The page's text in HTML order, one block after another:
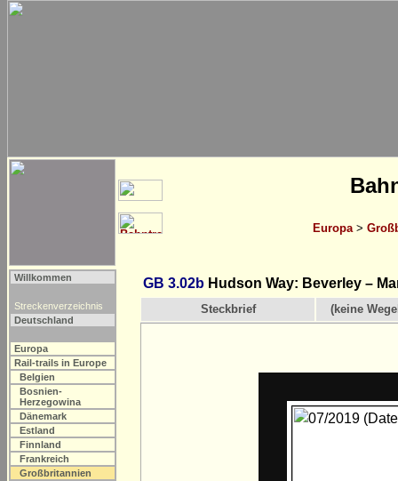
Europa>
Willkommen
Streckenverzeichnis
Deutschland
Europa
Rail-trails in Europe
Belgien
Bosnien-
Herzegowina
Dänemark
Estland
Finnland
Frankreich
Großbritannien
GB 3.02b Hudson Way: Beverley –
Steckbrief (keine